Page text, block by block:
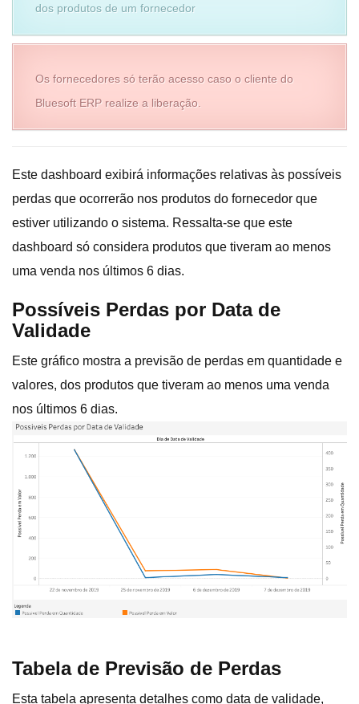
dos produtos de um fornecedor
Os fornecedores só terão acesso caso o cliente do
Bluesoft ERP realize a liberação.
Este dashboard exibirá informações relativas às possíveis
perdas que ocorrerão nos produtos do fornecedor que
estiver utilizando o sistema. Ressalta-se que este
dashboard só considera produtos que tiveram ao menos
uma venda nos últimos 6 dias.
Possíveis Perdas por Data de
Validade
Este gráfico mostra a previsão de perdas em quantidade e
valores, dos produtos que tiveram ao menos uma venda
nos últimos 6 dias.
Tabela de Previsão de Perdas
Esta tabela apresenta detalhes como data de validade,